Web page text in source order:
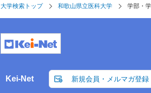
大学検索トップ 和歌山県立医科大学 学部・
Kei-Net 新規会員・メルマガ登録